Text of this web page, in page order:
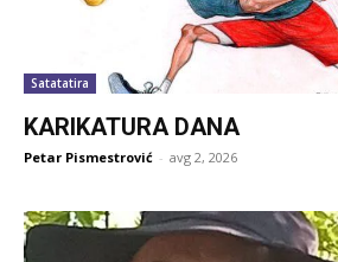
Satatatira
KARIKATURA DANA
Petar Pismestrović - avg 2, 2026